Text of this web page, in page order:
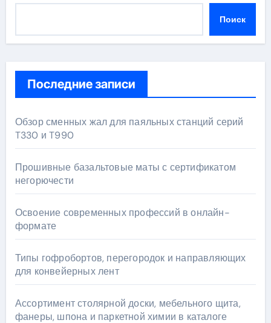
Поиск
Последние записи
Обзор сменных жал для паяльных станций серий
T330 и T990
Прошивные базальтовые маты с сертификатом
негорючести
Освоение современных профессий в онлайн-
формате
Типы гофробортов, перегородок и направляющих
для конвейерных лент
Ассортимент столярной доски, мебельного щита,
фанеры, шпона и паркетной химии в каталоге